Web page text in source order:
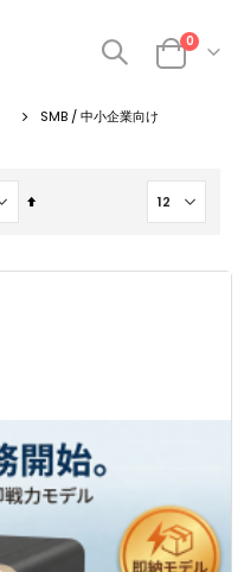
カート
0商品
SMB / 中小企業向け
降